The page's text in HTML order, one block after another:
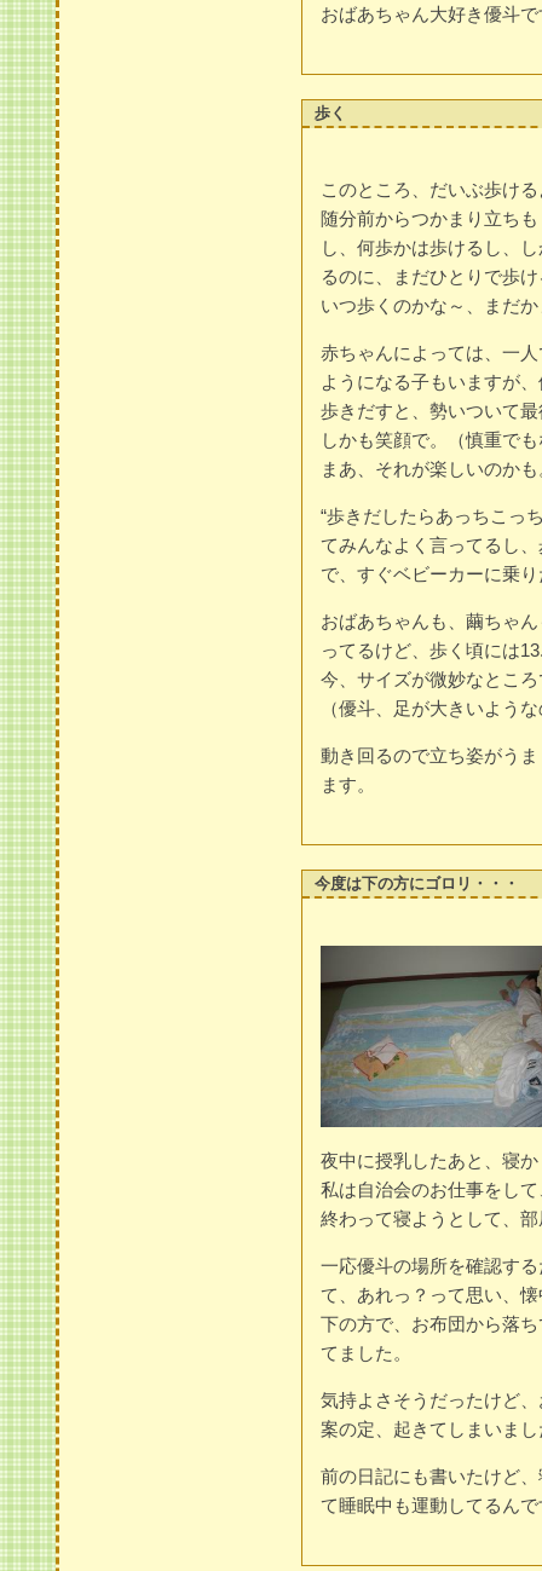
おばあちゃん大好き優斗
歩く
このところ、だいぶ歩け
随分前からつかまり立ち
し、何歩かは歩けるし、
るのに、まだひとりで歩
いつ歩くのかな～、まだ
赤ちゃんによっては、一
ようになる子もいますが
歩きだすと、勢いついて
しかも笑顔で。（慎重で
まあ、それが楽しいのかも
“歩きだしたらあっちこっ
てみんなよく言ってるし
で、すぐベビーカーに乗
おばあちゃんも、繭ちゃ
ってるけど、歩く頃には
今、サイズが微妙なとこ
（優斗、足が大きいよう
動き回るので立ち姿がう
ます。
今度は下の方にゴロリ・・・
夜中に授乳したあと、寝
私は自治会のお仕事をし
終わって寝ようとして、
一応優斗の場所を確認す
て、あれっ？って思い、
下の方で、お布団から落
てました。
気持よさそうだったけど
案の定、起きてしまいま
前の日記にも書いたけど
て睡眠中も運動してるんで